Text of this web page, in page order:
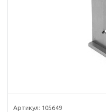
Артикул: 105649